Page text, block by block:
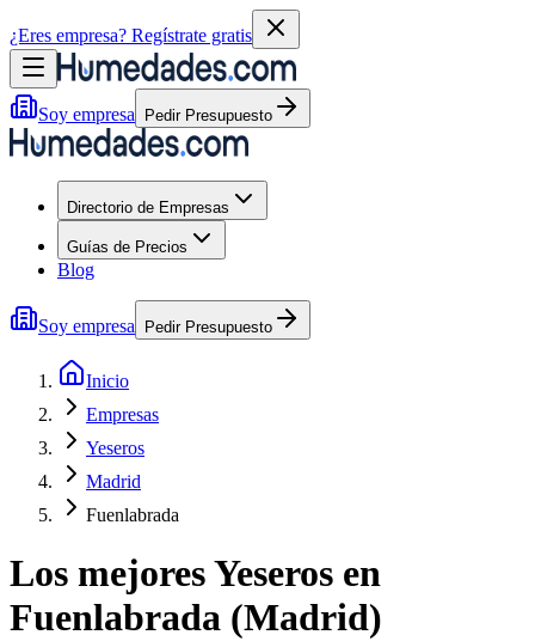
¿Eres empresa? Regístrate gratis
Soy empresa Pedir Presupuesto
Directorio de Empresas
Guías de Precios
Blog
Soy empresa Pedir Presupuesto
Inicio
Empresas
Yeseros
Madrid
Fuenlabrada
Los mejoresYeseros en
Fuenlabrada (Madrid)